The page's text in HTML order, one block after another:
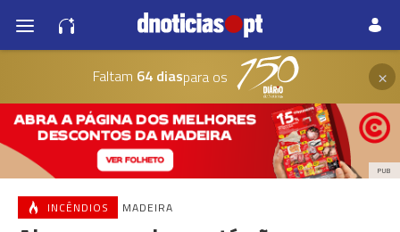
Faltam 64 diaspara os ×
PUB
INCÊNDIOS MADEIRA